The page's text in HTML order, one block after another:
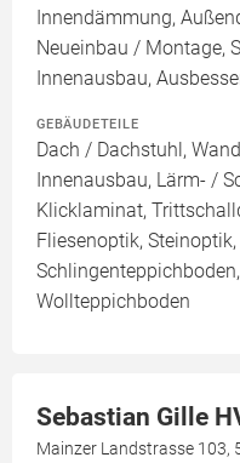
Innendämmung,
Neueinbau / Montage,
Innenausbau,
GEBÄUDETEILE
Dach / Dachstuhl,
Innenausbau, Lärm- /
Klicklaminat,
Fliesenoptik,
Wollteppichboden
Sebastian Gille
Mainzer Landstrasse 103,